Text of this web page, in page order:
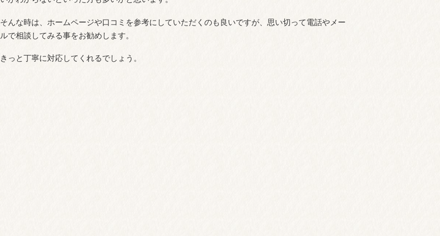
そんな時は、ホームページや口コミを参考にしていただくのも良いですが、思い切って電話やメー
ルで相談してみる事をお勧めします。
きっと丁寧に対応してくれるでしょう。